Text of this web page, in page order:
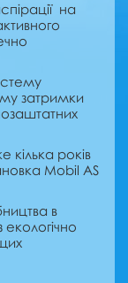
на
затримки
кілька років
Mobil AS
в